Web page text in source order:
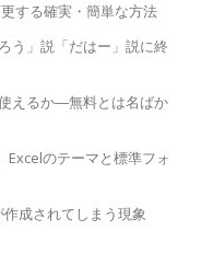
する確実・簡単な方法
う」説「だはー」説に終
えるか―無料とは名ばか
のテーマと標準フォ
成されてしまう現象